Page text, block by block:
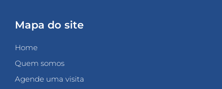
Mapa do site
Home
Quem somos
Agende uma visita